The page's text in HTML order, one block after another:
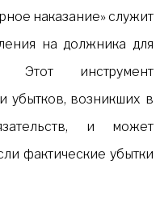
наказание» служит
на должника для
Этот инструмент
убытков, возникших в
и может
фактические убытки